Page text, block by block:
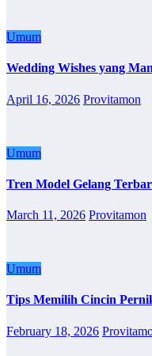
Umum
Wedding Wishes yang
April 16, 2026 Provitamon
Umum
Tren Model Gelang
March 11, 2026 Provitamon
Umum
Tips Memilih Cincin
February 18, 2026